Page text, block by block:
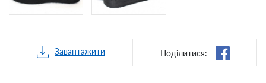
Завантажити Поділитися: